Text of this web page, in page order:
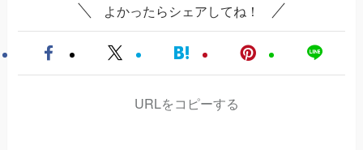
よかったらシェアしてね！
URLをコピーする